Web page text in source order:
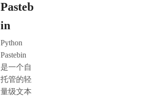
Pasteb
in
Python
Pastebin
是一个自
托管的轻
量级文本